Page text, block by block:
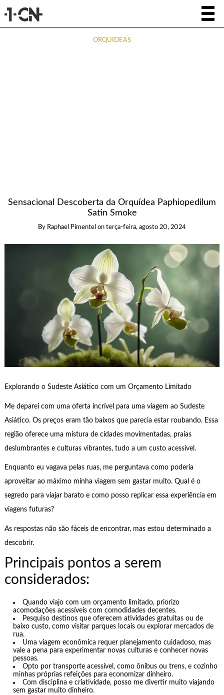
ORQUÍDEAS
Sensacional Descoberta da Orquídea Paphiopedilum
Satin Smoke
By Raphael Pimentel on terça-feira, agosto 20, 2024
Explorando o Sudeste Asiático com um Orçamento Limitado
Me deparei com uma oferta incrível para uma viagem ao Sudeste
Asiático. Os preços eram tão baixos que parecia estar roubando. Essa
região oferece uma mistura de cidades movimentadas, praias
deslumbrantes e culturas vibrantes, tudo a um custo acessível.
Enquanto eu vagava pelas ruas, me perguntava como poderia
aproveitar ao máximo minha viagem sem gastar muito. Qual é o
segredo para viajar barato e como posso replicar essa experiência em
viagens futuras?
As respostas não são fáceis de encontrar, mas estou determinado a
descobrir.
Principais pontos a serem
considerados:
Quando viajo com um orçamento limitado, priorizo
acomodações acessíveis com comodidades decentes.
Pesquiso destinos que oferecem atividades gratuitas ou de
baixo custo, como visitar parques locais ou explorar mercados de
rua.
Uma viagem econômica requer planejamento cuidadoso, mas
vale a pena para experimentar novas culturas e conhecer novas
pessoas.
Opto por transporte acessível, como ônibus ou trens, e cozinho
minhas próprias refeições para economizar dinheiro.
Com disciplina e criatividade, posso me divertir muito viajando
sem gastar muito dinheiro.